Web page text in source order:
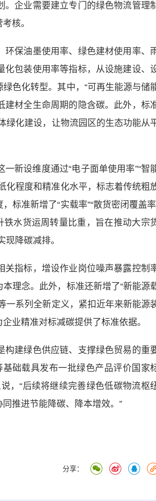
。企业需要建立专门的绿色物流管理
核。
保油墨使用率、绿色建材使用率、
化包装使用率等指标，从设施建设、
色化转型。其中，“可再生能源与储
建材全生命周期的隐含碳。此外，标
绿化建设，让物流园区的生态功能从
新设维度通过“电子面单使用率”“智
化程度和精准化水平，标志着传统粗
标准新增了“实载率”“散货密闭覆盖率
铁水货运周转量比重，旨在推动大宗
现降碳减排。
指标，增设作业岗位噪声暴露控制
理念。此外，标准还新增了“新能源
一系列全新定义，紧扣近年来新能源
业精准对标减碳提供了标准依据。
建绿色供应链、支撑绿色贸易的重
础载具发布一批绿色产品评价国家
，“后续将继续完善绿色低碳物流枢
推进节能降碳、降本增效。”
分享：